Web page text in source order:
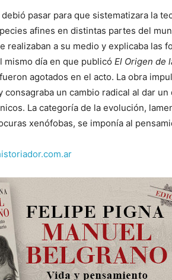
pasar para que sistematizara la
afines en distintas partes del
realizaban a su medio y explicaba las
mismo día en que publicó El Origen de
agotados en el acto. La obra
consagraba un cambio radical al dar
La categoría de la evolución,
xenófobas, se imponía al